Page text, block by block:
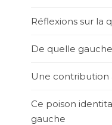
Réflexions sur la
De quelle
Une contribution
Ce poison
gauche